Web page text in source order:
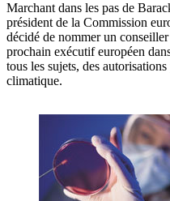
Marchant dans les pas de
président de la Commission
décidé de nommer un
prochain exécutif européen
tous les sujets, des
climatique.